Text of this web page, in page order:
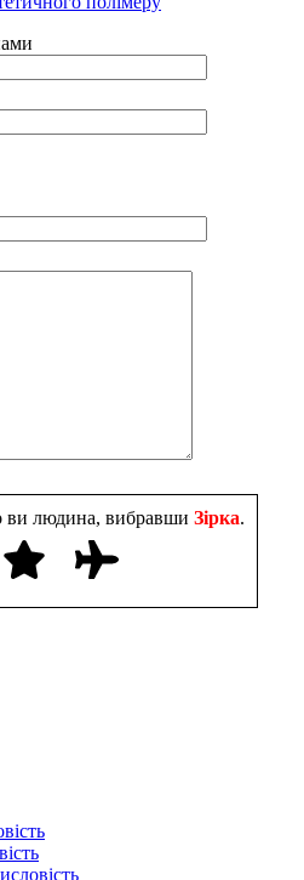
ви людина, вибравши Зірка.